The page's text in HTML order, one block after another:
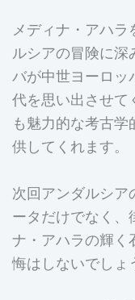
メディナ・アハ
ルシアの冒険に深
バが中世ヨーロッ
代を思い出させて
も魅力的な考古
供してくれます。
次回アンダルシア
ータだけでなく、
ナ・アハラの輝く
悔はしないでしょ